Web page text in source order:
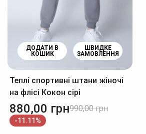
ДОДАТИ В
КОШИК
ШВИДКЕ
ЗАМОВЛЕННЯ
Теплі спортивні штани жіночі
на флісі Кокон сірі
880,00 грн990,00 грн
-11.11%